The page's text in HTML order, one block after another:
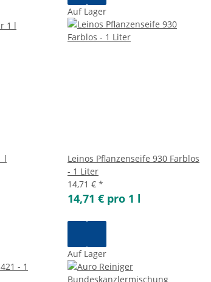
l
Auf Lager
Leinos Pflanzenseife 930 Farblos
- 1 Liter
14,71 € *
14,71 € pro 1 l
Auf Lager